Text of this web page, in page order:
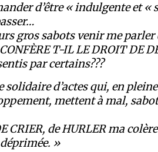
d’être « indulgente et
gros sabots venir me
T-IL LE DROIT DE
par certains???
d’actes qui, en
mettent à mal,
CRIER, de HURLER ma
»